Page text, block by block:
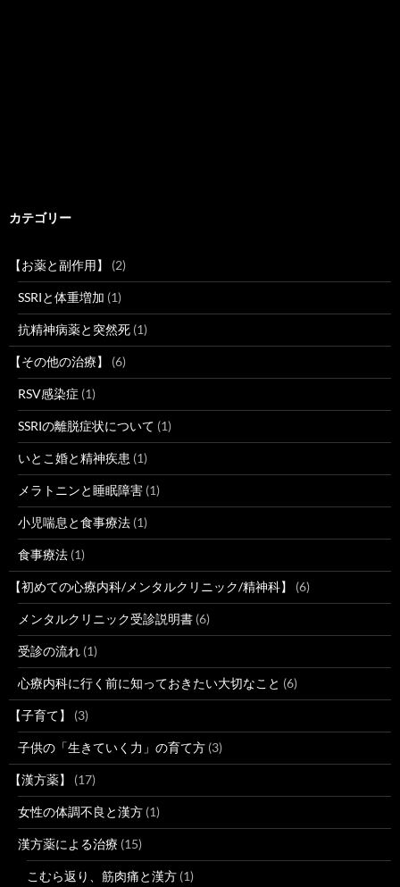
カテゴリー
【お薬と副作用】 (2)
SSRIと体重増加 (1)
抗精神病薬と突然死 (1)
【その他の治療】 (6)
RSV感染症 (1)
SSRIの離脱症状について (1)
いとこ婚と精神疾患 (1)
メラトニンと睡眠障害 (1)
小児喘息と食事療法 (1)
食事療法 (1)
【初めての心療内科/メンタルクリニック/精神科】 (6)
メンタルクリニック受診説明書 (6)
受診の流れ (1)
心療内科に行く前に知っておきたい大切なこと (6)
【子育て】 (3)
子供の「生きていく力」の育て方 (3)
【漢方薬】 (17)
女性の体調不良と漢方 (1)
漢方薬による治療 (15)
こむら返り、筋肉痛と漢方 (1)